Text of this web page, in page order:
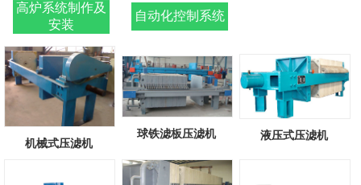
高炉系统制作及
安装
自动化控制系统
机械式压滤机
球铁滤板压滤机 液压式压滤机